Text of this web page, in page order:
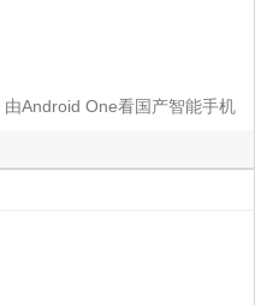
由Android One看国产智能手机